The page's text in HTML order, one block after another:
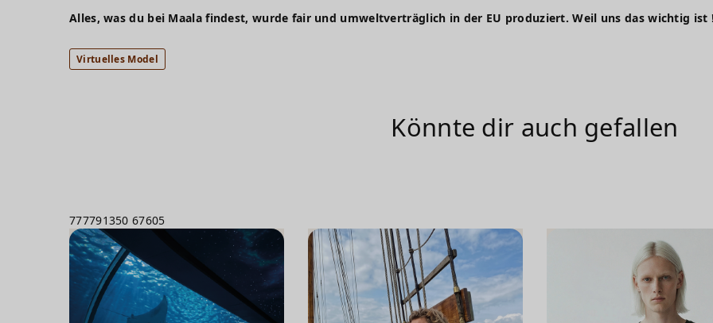
Alles, was du bei Maala findest, wurde fair und umweltverträglich in der EU produziert. Weil uns das wichtig ist
Virtuelles Model
Könnte dir auch gefallen
777791350 67605